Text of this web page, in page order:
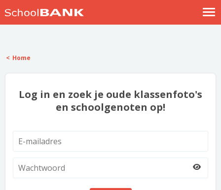
Help
Home
Log in en zoek je oude klassenfoto's
en schoolgenoten op!